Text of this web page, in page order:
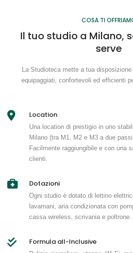
COSA TI
Il tuo studio a Milano,
serve
La Studioteca mette a tua disposizione
equipaggiati, confortevoli ed efficienti
Location
Una location di prestigio in uno
Milano (tra M1, M2 e M3 a due
Facilmente raggiungibile e con una
clienti.
Dotazioni
Ogni studio è dotato di lettino
lavamani, aria condizionata con
cassa wireless, scrivania e poltrone.
Formula all-Inclusive